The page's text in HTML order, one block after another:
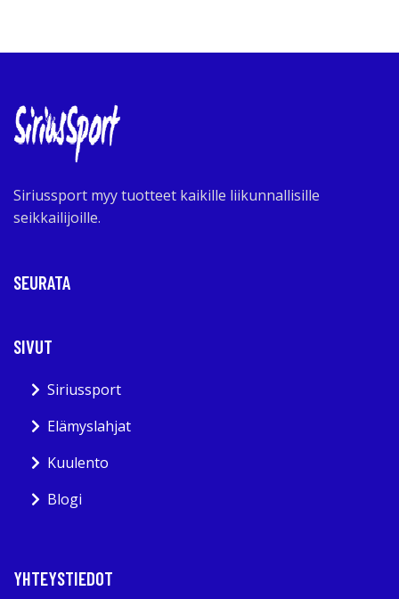
Siriussport myy tuotteet kaikille liikunnallisille
seikkailijoille.
SEURATA
SIVUT
Siriussport
Elämyslahjat
Kuulento
Blogi
YHTEYSTIEDOT